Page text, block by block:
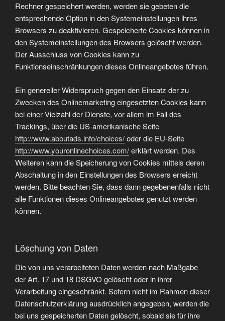
Rechner gespeichert werden, werden sie gebeten die
entsprechende Option in den Systemeinstellungen ihres
Browsers zu deaktivieren. Gespeicherte Cookies können in
den Systemeinstellungen des Browsers gelöscht werden.
Der Ausschluss von Cookies kann zu
Funktionseinschränkungen dieses Onlineangebotes führen.
Ein genereller Widerspruch gegen den Einsatz der zu
Zwecken des Onlinemarketing eingesetzten Cookies kann
bei einer Vielzahl der Dienste, vor allem im Fall des
Trackings, über die US-amerikanische Seite
http://www.aboutads.info/choices/oder die EU-Seite
http://www.youronlinechoices.com/erklärt werden. Des
Weiteren kann die Speicherung von Cookies mittels deren
Abschaltung in den Einstellungen des Browsers erreicht
werden. Bitte beachten Sie, dass dann gegebenenfalls nicht
alle Funktionen dieses Onlineangebotes genutzt werden
können.
Löschung von Daten
Die von uns verarbeiteten Daten werden nach Maßgabe
der Art. 17 und 18 DSGVO gelöscht oder in ihrer
Verarbeitung eingeschränkt. Sofern nicht im Rahmen dieser
Datenschutzerklärung ausdrücklich angegeben, werden die
bei uns gespeicherten Daten gelöscht, sobald sie für ihre